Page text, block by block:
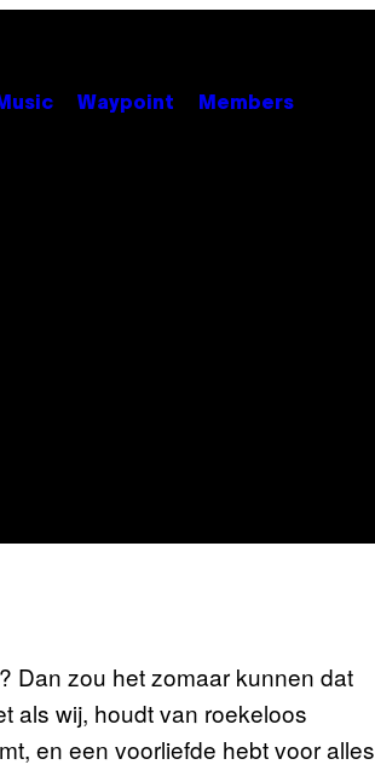
Waypoint Members
Dan zou het zomaar kunnen dat
als wij, houdt van roekeloos
en een voorliefde hebt voor alles